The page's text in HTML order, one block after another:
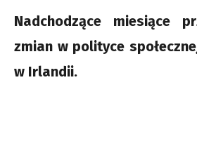
Nadchodzące miesiące
zmian w polityce
w Irlandii.